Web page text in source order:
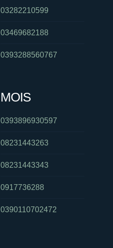
03282210599
03469682188
0393288560767
MOIS
0393896930597
08231443263
08231443343
0917736288
0390110702472